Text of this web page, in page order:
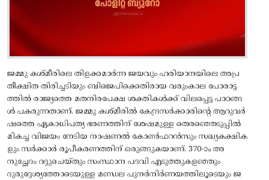
ജമ്മു കശ്‌മീരിലെ തിളക്കമാർന്ന ജയവും ഹരിയാനയിലെ അപ്ര
തീക്ഷിത തിരിച്ചടിയും ബിജെപിക്കെതിരായ വരുംകാല പോരാട്ട
ത്തിൽ രാജ്യത്തെ മതനിരപേക്ഷ ശക്തികൾക്ക്‌ വിലപ്പെട്ട പാഠങ്ങ
ൾ പകരുന്നതാണ്. ജമ്മു കശ്‌മീരിൽ കേന്ദ്രസർക്കാരിന്റെ ആറുവർ
ഷത്തെ ഏകാധിപത്യ ഭരണത്തിന്‌ ശേഷമുള്ള തെരഞ്ഞെടുപ്പിൽ
മികച്ച വിജയം നേടിയ നാഷണൽ കോൺഫറൻസും സഖ്യകക്ഷിക
ളും സർക്കാർ രൂപീകരണത്തിന്‌ ഒരുങ്ങുകയാണ്‌. 370-ാം അ
നുച്ഛേദം റദ്ദുചെയ്‌തും സംസ്ഥാന പദവി എടുത്തുകളഞ്ഞും
ദുരുദ്ദേശ്യത്തോടെയുള്ള മണ്ഡല പുനർനിർണയത്തിലൂടെയും ജ